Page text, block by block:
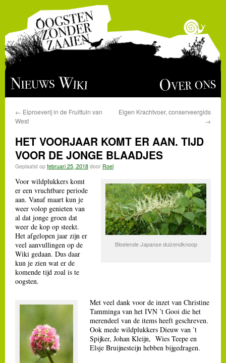
Ga
naar
inhoud
Nieuws Wiki Over ons
← Eiproeverij in de Fruittuin van
West
Eigen Krachtvoer, conserveergids
→
HET VOORJAAR KOMT ER AAN. TIJD
VOOR DE JONGE BLAADJES
Geplaatst op februari 25, 2018 door Roel
Bloeiende Japanse duizendknoop
Voor wildplukkers komt
er een vruchtbare periode
aan. Vanaf maart kun je
weer volop genieten van
al dat jonge groen dat
weer de kop op steekt.
Het afgelopen jaar zijn er
veel aanvullingen op de
Wiki gedaan. Dus daar
kun je zien wat er de
komende tijd zoal is te
oogsten.
Met veel dank voor de inzet van Christine
Tamminga van het IVN ’t Gooi die het
merendeel van de items heeft geschreven.
Ook mede wildplukkers Dieuw van ’t
Spijker, Johan Kleijn, Wies Teepe en
Elsje Bruijnesteijn hebben bijgedragen.